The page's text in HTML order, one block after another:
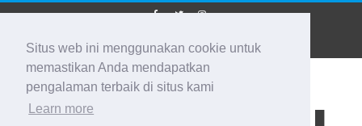
Situs web ini menggunakan cookie untuk
memastikan Anda mendapatkan
pengalaman terbaik di situs kami
Learn more